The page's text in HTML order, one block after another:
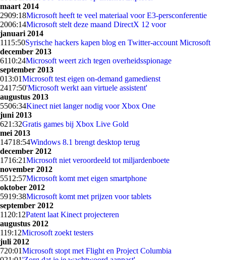
maart 2014
2909:18Microsoft heeft te veel materiaal voor E3-persconferentie
2006:14Microsoft stelt deze maand DirectX 12 voor
januari 2014
1115:50Syrische hackers kapen blog en Twitter-account Microsoft
december 2013
6110:24Microsoft weert zich tegen overheidsspionage
september 2013
013:01Microsoft test eigen on-demand gamedienst
2417:50'Microsoft werkt aan virtuele assistent'
augustus 2013
5506:34Kinect niet langer nodig voor Xbox One
juni 2013
621:32Gratis games bij Xbox Live Gold
mei 2013
14718:54Windows 8.1 brengt desktop terug
december 2012
1716:21Microsoft niet veroordeeld tot miljardenboete
november 2012
5512:57Microsoft komt met eigen smartphone
oktober 2012
5919:38Microsoft komt met prijzen voor tablets
september 2012
11 20:12Patent laat Kinect projecteren
augustus 2012
119:12Microsoft zoekt testers
juli 2012
720:01Microsoft stopt met Flight en Project Columbia